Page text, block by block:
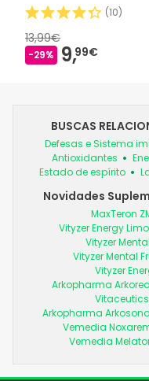
(10)
13,99€
-29% 9,99€
BUSCAS
Defesas e Sistema
Antioxidantes
Estado de espírito
Novidades
MaxTeron
Vityzer Energy
Vityzer
Vityzer Mental
Vityzer
Arkopharma
Arkopharma
Vemedia
Vemedia